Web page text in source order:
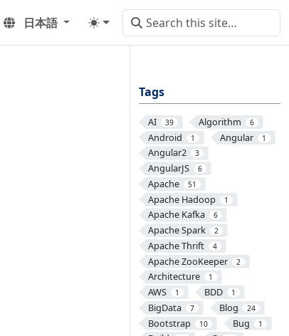
日本語
Tags
AI 39 Algorithm 6
Android 1 Angular 1
Angular2 3
AngularJS 6
Apache 51
Apache Hadoop 1
Apache Kafka 6
Apache Spark 2
Apache Thrift 4
Apache ZooKeeper 2
Architecture 1
AWS 1 BDD 1
BigData 7 Blog 24
Bootstrap 10 Bug 1